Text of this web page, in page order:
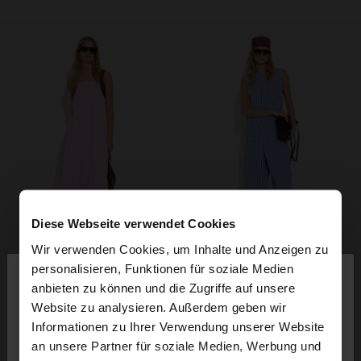
Diese Webseite verwendet Cookies
Wir verwenden Cookies, um Inhalte und Anzeigen zu
personalisieren, Funktionen für soziale Medien
anbieten zu können und die Zugriffe auf unsere
Website zu analysieren. Außerdem geben wir
Informationen zu Ihrer Verwendung unserer Website
an unsere Partner für soziale Medien, Werbung und
hallo
Sie greifen von Deutschland auf die Website zu.
Möchten Sie unsere United States Website